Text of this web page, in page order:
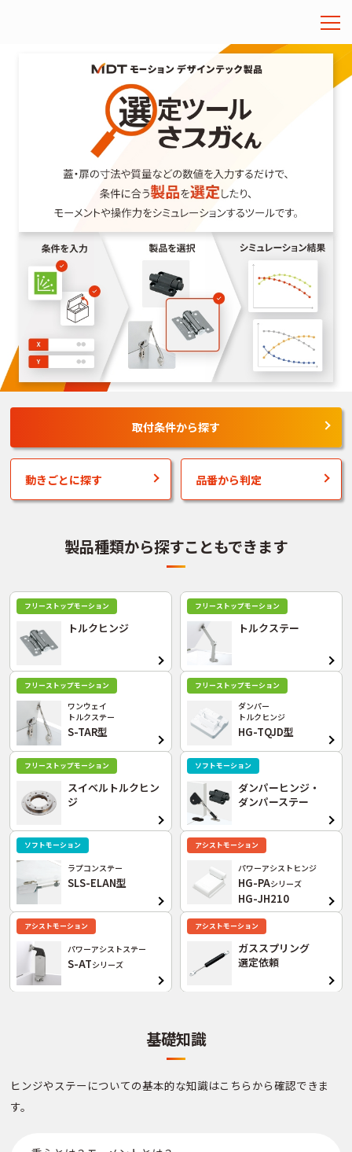
取付条件から探す
動きごとに探す 品番から判定
製品種類から探すこともできます
フリーストップモーション
トルクヒンジ
フリーストップモーション
トルクステー
フリーストップモーション
ワンウェイ
トルクステー
S-TAR型
フリーストップモーション
ダンパー
トルクヒンジ
HG-TQJD型
フリーストップモーション
スイベルトルクヒン
ジ
ソフトモーション
ダンパーヒンジ・
ダンパーステー
ソフトモーション
ラプコンステー
SLS-ELAN型
アシストモーション
パワーアシストヒンジ
HG-PAシリーズ
HG-JH210
アシストモーション
パワーアシストステー
S-ATシリーズ
アシストモーション
ガススプリング
選定依頼
基礎知識
ヒンジやステーについての基本的な知識はこちらから確認できま
す。